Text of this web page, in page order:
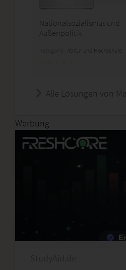
Nationalsozialismus und
Außenpolitik
Abitur und Hochschule
Alle Lösungen von
Werbung